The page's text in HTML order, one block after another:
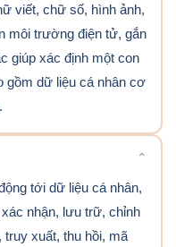
viết, chữ số, hình ảnh,
môi trường điện tử, gắn
giúp xác định một con
gồm dữ liệu cá nhân cơ
⌃
tới dữ liệu cá nhân,
nhận, lưu trữ, chỉnh
xuất, thu hồi, mã